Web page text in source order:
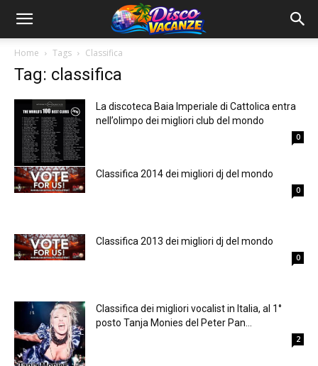
Home Tags Classifica
Tag: classifica
La discoteca Baia Imperiale di Cattolica entra
nell’olimpo dei migliori club del mondo
0
Classifica 2014 dei migliori dj del mondo
0
Classifica 2013 dei migliori dj del mondo
0
Classifica dei migliori vocalist in Italia, al 1°
posto Tanja Monies del Peter Pan...
2